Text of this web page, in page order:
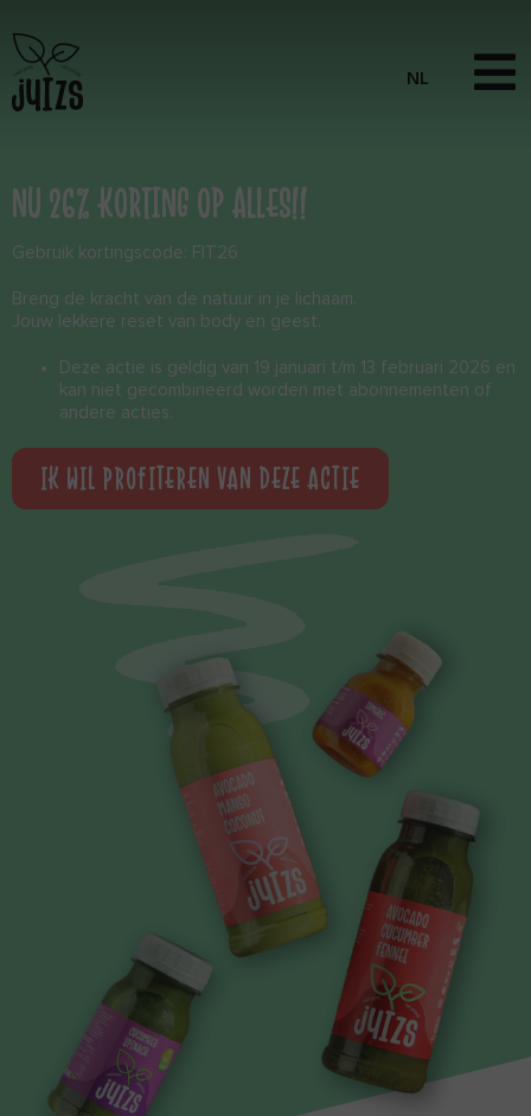
NU 26% KORTING OP ALLES!!
Gebruik kortingscode: FIT26
Breng de kracht van de natuur in je lichaam.
Jouw lekkere reset van body en geest.
Deze actie is geldig van 19 januari t/m 13 februari 2026 en
kan niet gecombineerd worden met abonnementen of
andere acties.
IK WIL PROFITEREN VAN DEZE ACTIE